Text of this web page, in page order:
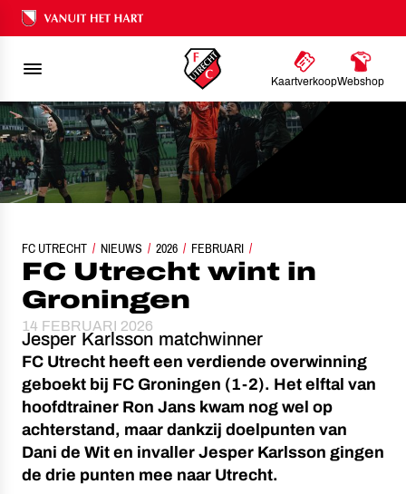
Ons nalatenschap
KaartverkoopWebshop
FC UTRECHT NIEUWS 2026 FEBRUARI
FC UTRECHT WINT IN GRONINGEN
FC Utrecht wint in
Groningen
14 FEBRUARI 2026
Jesper Karlsson matchwinner
FC Utrecht heeft een verdiende overwinning
geboekt bij FC Groningen (1-2). Het elftal van
hoofdtrainer Ron Jans kwam nog wel op
achterstand, maar dankzij doelpunten van
Dani de Wit en invaller Jesper Karlsson gingen
de drie punten mee naar Utrecht.